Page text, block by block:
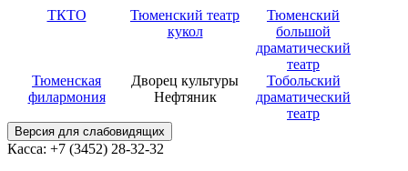
ТКТО
Тюменский театр
кукол
Тюменский
большой
драматический
театр
Тюменская
филармония
Дворец культуры
Нефтяник
Тобольский
драматический
театр
Версия для слабовидящих
Касса: +7 (3452) 28-32-32